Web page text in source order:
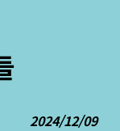
2024/12/09